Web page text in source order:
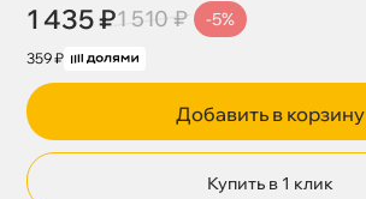
1 435 ₽1 510 ₽ -5%
359 ₽
Добавить в корзину
Купить в 1 клик